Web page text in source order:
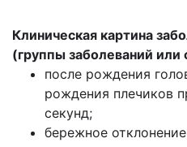
Клиническая картина
(группы заболеваний или
после рождения
рождения плечиков
секунд;
бережное